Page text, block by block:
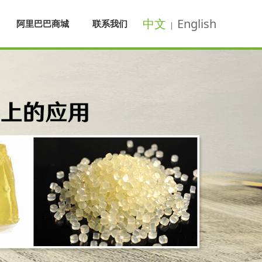
中文 | English
阿里巴巴商城 联系我们